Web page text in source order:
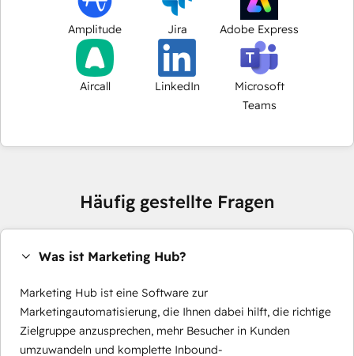
Amplitude Jira Adobe Express
Aircall LinkedIn
Microsoft
Teams
Häufig gestellte Fragen
Was ist Marketing Hub?
Marketing Hub ist eine Software zur
Marketingautomatisierung, die Ihnen dabei hilft, die richtige
Zielgruppe anzusprechen, mehr Besucher in Kunden
umzuwandeln und komplette Inbound-